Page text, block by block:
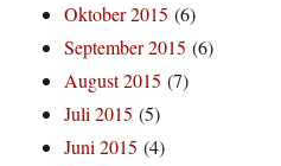
Oktober 2015 (6)
September 2015 (6)
August 2015 (7)
Juli 2015 (5)
Juni 2015 (4)